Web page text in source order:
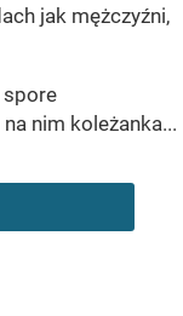
jak mężczyźni,
spore
nim koleżanka...